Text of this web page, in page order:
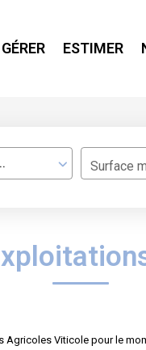
GÉRER ESTIMER
Surface
Viticole pour le